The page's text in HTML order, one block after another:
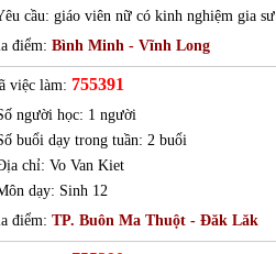
cầu: giáo viên nữ có kinh nghiệm gia sư
điểm: Bình Minh - Vĩnh Long
việc làm: 755391
người học: 1 người
buổi dạy trong tuần: 2 buổi
chỉ: Vo Van Kiet
dạy: Sinh 12
điểm: TP. Buôn Ma Thuột - Đăk Lăk